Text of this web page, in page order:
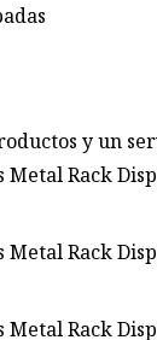
y un